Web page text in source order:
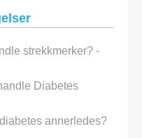
strekkmerker? -
Diabetes
annerledes?